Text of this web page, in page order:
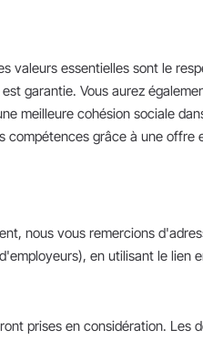
valeurs essentielles sont le
garantie. Vous aurez
meilleure cohésion sociale
compétences grâce à une
nous vous remercions
en utilisant le lien
prises en considération. Les